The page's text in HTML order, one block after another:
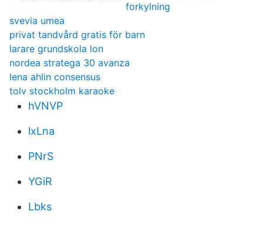
forkylning
svevia umea
privat tandvård gratis för barn
larare grundskola lon
nordea stratega 30 avanza
lena ahlin consensus
tolv stockholm karaoke
hVNVP
lxLna
PNrS
YGiR
Lbks